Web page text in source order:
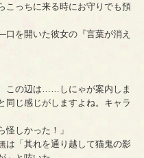
こっちに来る時にお守りでも預
を開いた彼女の『言葉が消え
この辺は……しにゃが案内しま
じ感じがしますよね。キャラ
怪しかった！」
「其れを通り越して猫鬼の影